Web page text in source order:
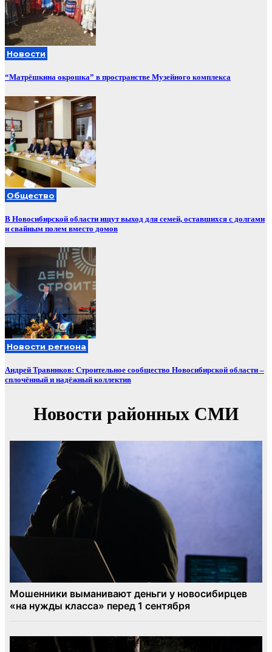
Новости
“Матрёшкина окрошка” в пространстве Музейного комплекса
Общество
В Новосибирской области ищут выход для семей, оставшихся с долгами
и свайным полем вместо домов
Новости региона
Андрей Травников: Строительное сообщество Новосибирской области –
сплочённый и надёжный коллектив